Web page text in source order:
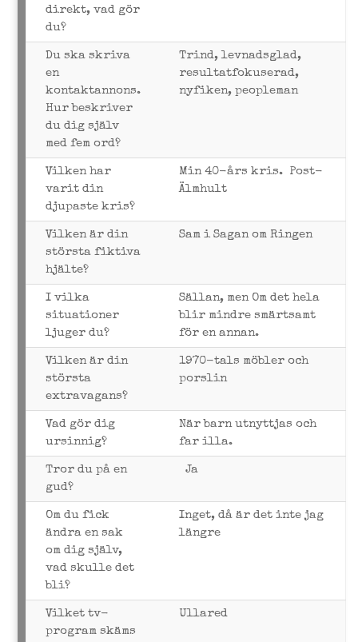
direkt, vad gör
du?
Du ska skriva
en
kontaktannons.
Hur beskriver
du dig själv
med fem ord?
Trind, levnadsglad,
resultatfokuserad,
nyfiken, peopleman
Vilken har
varit din
djupaste kris?
Min 40-års kris. Post-
Älmhult
Vilken är din
största fiktiva
hjälte?
Sam i Sagan om Ringen
I vilka
situationer
ljuger du?
Sällan, men Om det hela
blir mindre smärtsamt
för en annan.
Vilken är din
största
extravagans?
1970-tals möbler och
porslin
Vad gör dig
ursinnig?
När barn utnyttjas och
far illa.
Tror du på en
gud?
Ja
Om du fick
ändra en sak
om dig själv,
vad skulle det
bli?
Inget, då är det inte jag
längre
Vilket tv-
program skäms
Ullared